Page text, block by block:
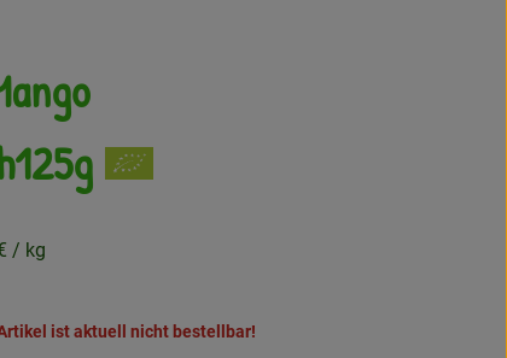
/ kg
ist aktuell nicht bestellbar!